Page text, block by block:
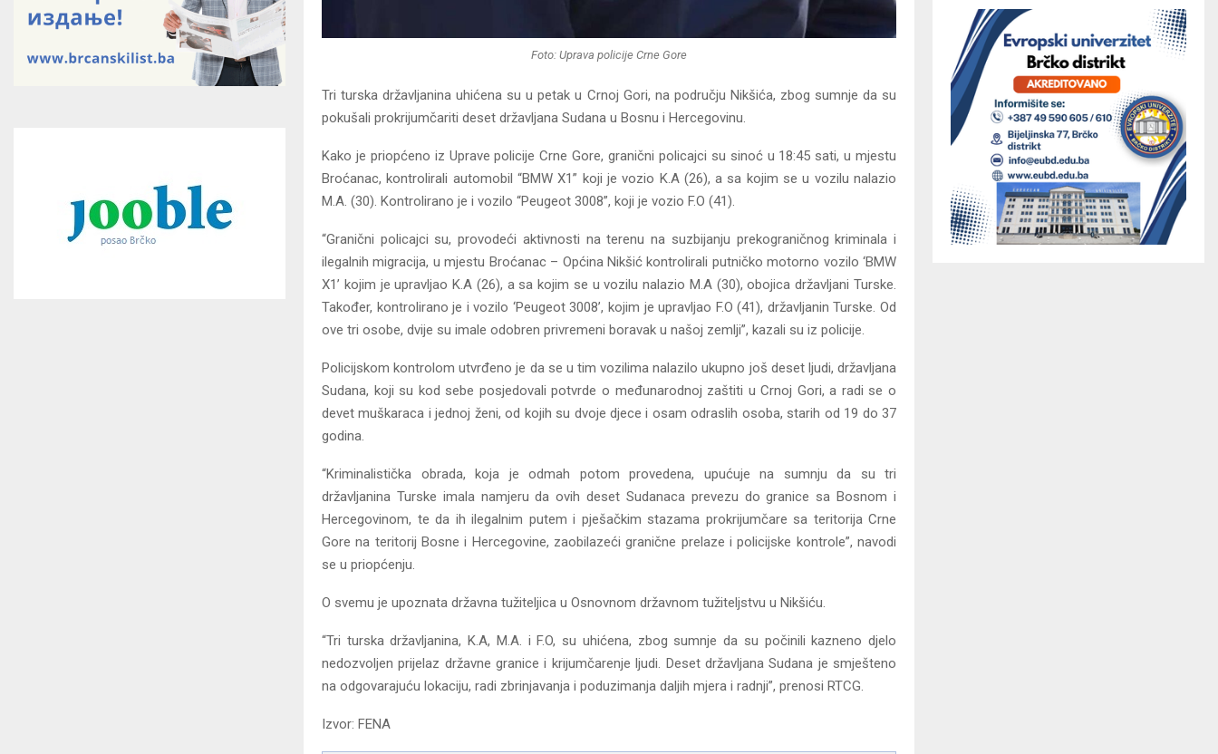
Foto: Uprava policije Crne Gore
Tri turska državljanina uhićena su u petak u Crnoj Gori, na području Nikšića, zbog sumnje da su
pokušali prokrijumčariti deset državljana Sudana u Bosnu i Hercegovinu.
Kako je priopćeno iz Uprave policije Crne Gore, granični policajci su sinoć u 18:45 sati, u mjestu
Broćanac, kontrolirali automobil “BMW X1” koji je vozio K.A (26), a sa kojim se u vozilu nalazio
M.A. (30). Kontrolirano je i vozilo “Peugeot 3008”, koji je vozio F.O (41).
“Granični policajci su, provodeći aktivnosti na terenu na suzbijanju prekograničnog kriminala i
ilegalnih migracija, u mjestu Broćanac – Općina Nikšić kontrolirali putničko motorno vozilo ‘BMW
X1’ kojim je upravljao K.A (26), a sa kojim se u vozilu nalazio M.A (30), obojica državljani Turske.
Također, kontrolirano je i vozilo ‘Peugeot 3008’, kojim je upravljao F.O (41), državljanin Turske. Od
ove tri osobe, dvije su imale odobren privremeni boravak u našoj zemlji”, kazali su iz policije.
Policijskom kontrolom utvrđeno je da se u tim vozilima nalazilo ukupno još deset ljudi, državljana
Sudana, koji su kod sebe posjedovali potvrde o međunarodnoj zaštiti u Crnoj Gori, a radi se o
devet muškaraca i jednoj ženi, od kojih su dvoje djece i osam odraslih osoba, starih od 19 do 37
godina.
“Kriminalistička obrada, koja je odmah potom provedena, upućuje na sumnju da su tri
državljanina Turske imala namjeru da ovih deset Sudanaca prevezu do granice sa Bosnom i
Hercegovinom, te da ih ilegalnim putem i pješačkim stazama prokrijumčare sa teritorija Crne
Gore na teritorij Bosne i Hercegovine, zaobilazeći granične prelaze i policijske kontrole”, navodi
se u priopćenju.
O svemu je upoznata državna tužiteljica u Osnovnom državnom tužiteljstvu u Nikšiću.
“Tri turska državljanina, K.A, M.A. i F.O, su uhićena, zbog sumnje da su počinili kazneno djelo
nedozvoljen prijelaz državne granice i krijumčarenje ljudi. Deset državljana Sudana je smješteno
na odgovarajuću lokaciju, radi zbrinjavanja i poduzimanja daljih mjera i radnji”, prenosi RTCG.
Izvor: FENA